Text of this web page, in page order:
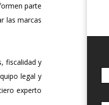
Y TRIBUTARIO
DEPORTIVO
PLAN ESTRATÉGICO
MERCADO
EMPRESARIAL
GIRONA
PAMPLONA
parte
las marcas
fiscalidad y
legal y
experto